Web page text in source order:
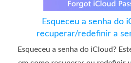
Esqueceu a senha do
recuperar/redefinir a
Esqueceu a senha do iCloud?